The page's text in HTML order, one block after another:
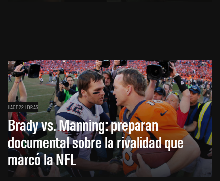
HACE 22 HORAS
Brady vs. Manning: preparan
documental sobre la rivalidad que
marcó la NFL